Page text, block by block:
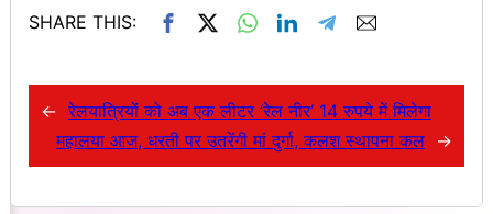
SHARE THIS:
← रेलयात्रियों को अब एक लीटर ‘रेल नीर’ 14 रुपये में मिलेगा
महालया आज, धरती पर उतरेंगी मां दुर्गा, कलश स्थापना कल →